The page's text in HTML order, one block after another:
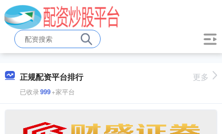
正规配资平台排行
已收录999+家平台
更多